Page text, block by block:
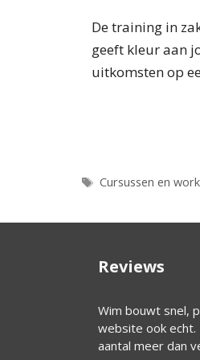
De training in
geeft kleur aan
uitkomsten op
Tags
Cursussen en
Reviews
Hij ‘cared’ deWij zijn heel
redelijk veel
hielpen met